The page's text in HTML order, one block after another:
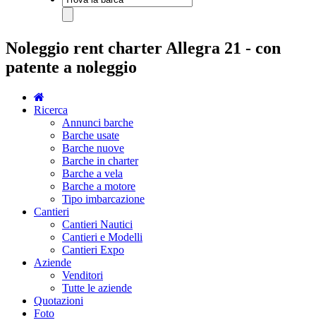
Noleggio rent charter Allegra 21 - con
patente a noleggio
Ricerca
Annunci barche
Barche usate
Barche nuove
Barche in charter
Barche a vela
Barche a motore
Tipo imbarcazione
Cantieri
Cantieri Nautici
Cantieri e Modelli
Cantieri Expo
Aziende
Venditori
Tutte le aziende
Quotazioni
Foto